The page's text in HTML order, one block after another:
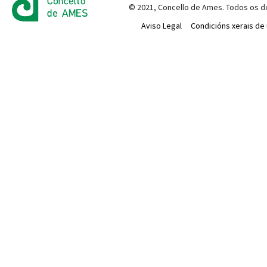
© 2021, Concello de Ames. Todos os
Aviso Legal
Condicións xerais de